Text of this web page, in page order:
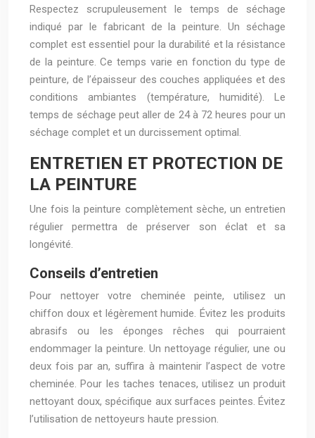
Respectez scrupuleusement le temps de séchage
indiqué par le fabricant de la peinture. Un séchage
complet est essentiel pour la durabilité et la résistance
de la peinture. Ce temps varie en fonction du type de
peinture, de l’épaisseur des couches appliquées et des
conditions ambiantes (température, humidité). Le
temps de séchage peut aller de 24 à 72 heures pour un
séchage complet et un durcissement optimal.
ENTRETIEN ET PROTECTION DE
LA PEINTURE
Une fois la peinture complètement sèche, un entretien
régulier permettra de préserver son éclat et sa
longévité.
Conseils d’entretien
Pour nettoyer votre cheminée peinte, utilisez un
chiffon doux et légèrement humide. Évitez les produits
abrasifs ou les éponges rêches qui pourraient
endommager la peinture. Un nettoyage régulier, une ou
deux fois par an, suffira à maintenir l’aspect de votre
cheminée. Pour les taches tenaces, utilisez un produit
nettoyant doux, spécifique aux surfaces peintes. Évitez
l’utilisation de nettoyeurs haute pression.